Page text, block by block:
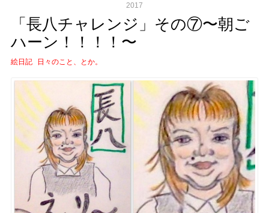
2017
「長八チャレンジ」その⑦〜朝ご
ハーン！！！！〜
絵日記 日々のこと、とか。